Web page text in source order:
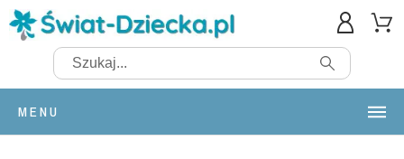
MENU